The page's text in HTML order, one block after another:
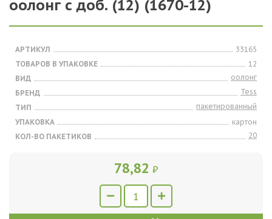
оолонг с доб. (12) (1670-12)
АРТИКУЛ
33165
ТОВАРОВ В УПАКОВКЕ
12
ВИД
оолонг
БРЕНД
Tess
ТИП
пакетированный
УПАКОВКА
картон
КОЛ-ВО ПАКЕТИКОВ
20
78,82 ₽